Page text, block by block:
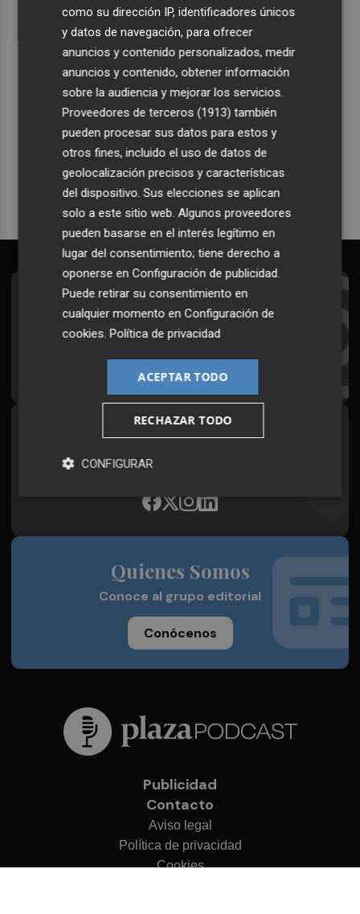
Recibe toda la actualidad de
Plaza Podcast en tu correo
Quiero suscribirme
Suscríbete al Boletín
Todos los días a primera hora en tu email
Síguenos en redes
Plaza Podcast, desde cualquier medio
Quienes Somos
Conoce al grupo editorial
Conócenos
Publicidad
Contacto
Aviso legal
Política de privacidad
Cookies
como su dirección IP, identificadores únicos
y datos de navegación, para ofrecer
anuncios y contenido personalizados, medir
anuncios y contenido, obtener información
sobre la audiencia y mejorar los servicios.
Proveedores de terceros (1913) también
pueden procesar sus datos para estos y
otros fines, incluido el uso de datos de
geolocalización precisos y características
del dispositivo. Sus elecciones se aplican
solo a este sitio web. Algunos proveedores
pueden basarse en el interés legítimo en
lugar del consentimiento; tiene derecho a
oponerse enConfiguración de publicidad.
Puede retirar su consentimiento en
cualquier momento enConfiguración de
cookies.Política de privacidad
ACEPTAR TODO
RECHAZAR TODO
CONFIGURAR